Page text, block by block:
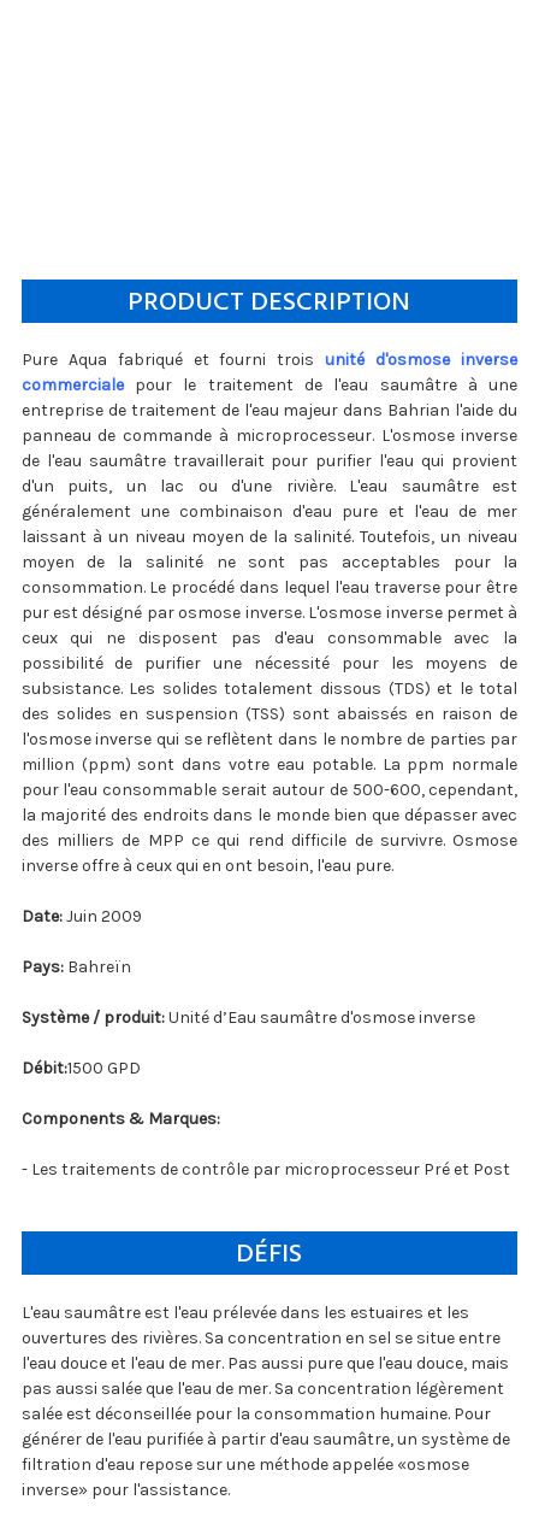
PRODUCT DESCRIPTION
Pure Aqua fabriqué et fourni troisunité d'osmose inverse
commercialepour le traitement de l'eau saumâtre à une
entreprise de traitement de l'eau majeur dans Bahrian l'aide du
panneau de commande à microprocesseur. L'osmose inverse
de l'eau saumâtre travaillerait pour purifier l'eau qui provient
d'un puits, un lac ou d'une rivière. L'eau saumâtre est
généralement une combinaison d'eau pure et l'eau de mer
laissant à un niveau moyen de la salinité. Toutefois, un niveau
moyen de la salinité ne sont pas acceptables pour la
consommation. Le procédé dans lequel l'eau traverse pour être
pur est désigné par osmose inverse. L'osmose inverse permet à
ceux qui ne disposent pas d'eau consommable avec la
possibilité de purifier une nécessité pour les moyens de
subsistance. Les solides totalement dissous (TDS) et le total
des solides en suspension (TSS) sont abaissés en raison de
l'osmose inverse qui se reflètent dans le nombre de parties par
million (ppm) sont dans votre eau potable. La ppm normale
pour l'eau consommable serait autour de 500-600, cependant,
la majorité des endroits dans le monde bien que dépasser avec
des milliers de MPP ce qui rend difficile de survivre. Osmose
inverse offre à ceux qui en ont besoin, l'eau pure.
Date:Juin 2009
Pays:Bahreïn
Système / produit:Unité d’Eau saumâtre d'osmose inverse
Débit:1500 GPD
Components & Marques:
- Les traitements de contrôle par microprocesseur Pré et Post
DÉFIS
L'eau saumâtre est l'eau prélevée dans les estuaires et les
ouvertures des rivières. Sa concentration en sel se situe entre
l'eau douce et l'eau de mer. Pas aussi pure que l'eau douce, mais
pas aussi salée que l'eau de mer. Sa concentration légèrement
salée est déconseillée pour la consommation humaine. Pour
générer de l'eau purifiée à partir d'eau saumâtre, un système de
filtration d'eau repose sur une méthode appelée «osmose
inverse» pour l'assistance.